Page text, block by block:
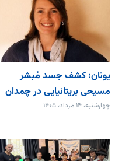
یونان: کشف جسد مُبشر
مسیحی بریتانیایی در چمدان
چهارشنبه، ۱۴ مرداد، ۱۴۰۵